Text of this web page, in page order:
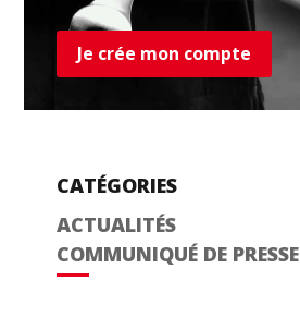
Je crée mon compte
CATÉGORIES
ACTUALITÉS
COMMUNIQUÉ DE PRESSE